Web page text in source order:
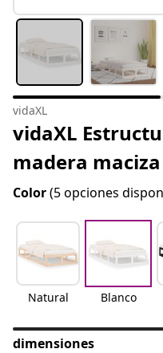
vidaXL
vidaXL
madera
Color(5 opciones
Natural Blanco
dimensiones